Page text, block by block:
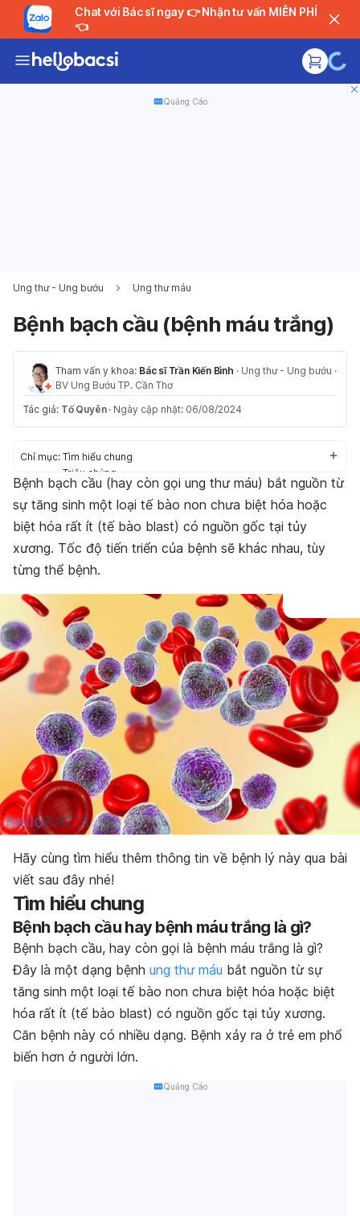
Chat với Bác sĩ ngay 👉 Nhận tư vấn MIỄN PHÍ
👈
Quảng Cáo
Ung thư - Ung bướu Ung thư máu
Bệnh bạch cầu (bệnh máu trắng)
Tham vấn y khoa: Bác sĩ Trần Kiến Bình · Ung thư - Ung bướu ·
BV Ung Bướu TP. Cần Thơ
Tác giả: Tố Quyên · Ngày cập nhật: 06/08/2024
Chỉ mục: Tìm hiểu chung
Triệu chứng
Nguyên nhân
Chẩn đoán và điều trị
Bệnh bạch cầu (hay còn gọi ung thư máu) bắt nguồn từ
sự tăng sinh một loại tế bào non chưa biệt hóa hoặc
biệt hóa rất ít (tế bào blast) có nguồn gốc tại tủy
xương. Tốc độ tiến triển của bệnh sẽ khác nhau, tùy
từng thể bệnh.
Hãy cùng tìm hiểu thêm thông tin về bệnh lý này qua bài
viết sau đây nhé!
Tìm hiểu chung
Bệnh bạch cầu hay bệnh máu trắng là gì?
Bệnh bạch cầu, hay còn gọi là bệnh máu trắng là gì?
Đây là một dạng bệnh ung thư máu bắt nguồn từ sự
tăng sinh một loại tế bào non chưa biệt hóa hoặc biệt
hóa rất ít (tế bào blast) có nguồn gốc tại tủy xương.
Căn bệnh này có nhiều dạng. Bệnh xảy ra ở trẻ em phổ
biến hơn ở người lớn.
Quảng Cáo